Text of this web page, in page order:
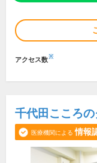
アクセス数※
千代田こころ
医療機関による 情報